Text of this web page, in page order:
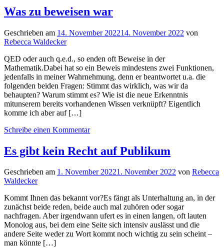
Was zu beweisen war
Geschrieben am 14. November 202214. November 2022 von
Rebecca Waldecker
QED oder auch q.e.d., so enden oft Beweise in der
Mathematik.Dabei hat so ein Beweis mindestens zwei Funktionen,
jedenfalls in meiner Wahrnehmung, denn er beantwortet u.a. die
folgenden beiden Fragen: Stimmt das wirklich, was wir da
behaupten? Warum stimmt es? Wie ist die neue Erkenntnis
mitunserem bereits vorhandenen Wissen verknüpft? Eigentlich
komme ich aber auf […]
Schreibe einen Kommentar
Es gibt kein Recht auf Publikum
Geschrieben am 1. November 20221. November 2022 von Rebecca
Waldecker
Kommt Ihnen das bekannt vor?Es fängt als Unterhaltung an, in der
zunächst beide reden, beide auch mal zuhören oder sogar
nachfragen. Aber irgendwann ufert es in einen langen, oft lauten
Monolog aus, bei dem eine Seite sich intensiv auslässt und die
andere Seite weder zu Wort kommt noch wichtig zu sein scheint –
man könnte […]